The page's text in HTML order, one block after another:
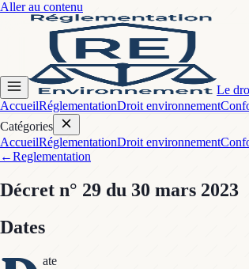
Aller au contenu
Le
AccueilRéglementationDroit environnement
Catégories
AccueilRéglementationDroit environnement
←Reglementation
Décret n° 29 du 30 mars 2023
Dates
ate